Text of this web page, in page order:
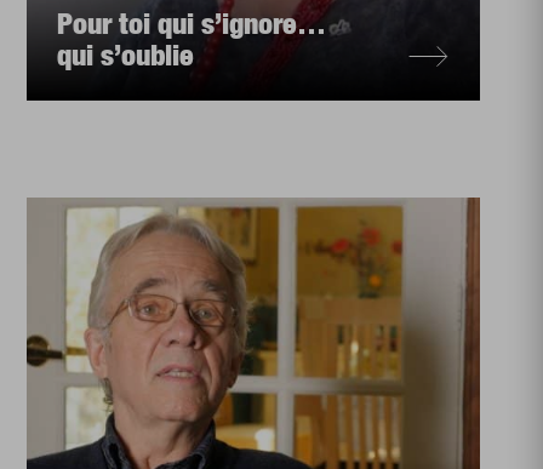
Pour toi qui s’ignore…
qui s’oublie